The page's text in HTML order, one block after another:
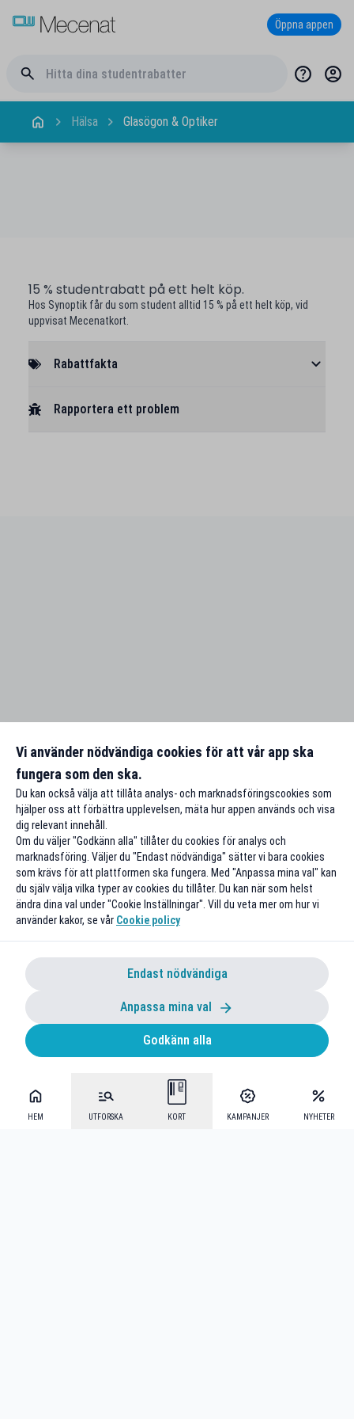
HEM UTFORSKA KORT KAMPANJER NYHETER
Öppna appen
Hälsa Glasögon & Optiker
15 % studentrabatt på ett helt köp.
Hos Synoptik får du som student alltid 15 % på ett helt köp, vid
uppvisat Mecenatkort.
Rabattfakta
Rapportera ett problem
Vi använder nödvändiga cookies för att vår app ska
fungera som den ska.
Du kan också välja att tillåta analys- och marknadsföringscookies som
hjälper oss att förbättra upplevelsen, mäta hur appen används och visa
dig relevant innehåll.
Om du väljer "Godkänn alla" tillåter du cookies för analys och
marknadsföring. Väljer du "Endast nödvändiga" sätter vi bara cookies
som krävs för att plattformen ska fungera. Med "Anpassa mina val" kan
du själv välja vilka typer av cookies du tillåter. Du kan när som helst
ändra dina val under "Cookie Inställningar". Vill du veta mer om hur vi
använder kakor, se vår Cookie policy
Endast nödvändiga
Anpassa mina val
Godkänn alla